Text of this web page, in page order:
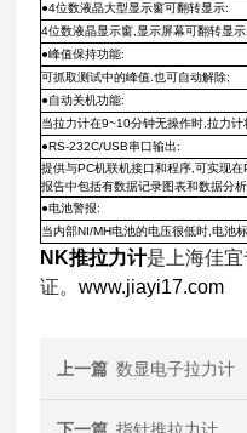
●4位数液晶大型显示窗可翻转显示:
4位数液晶显示窗,显示屏幕可翻转显
●峰值保持功能:
可抓取测试中的峰值.也可自动解除;
●自动关机功能:
当拉力计在9~10分钟无操作时,拉力
●RS-232C/USB串口输出:
提供与PC机联机接口和程序,可实现
报告中包括有数据记录图表和数据分
●电池警报:
当内部NI/MH电池的电压很低时,电池
NK推拉力计是上海佳
证。www.jiayi17.com
上一篇 数显电子拉力计